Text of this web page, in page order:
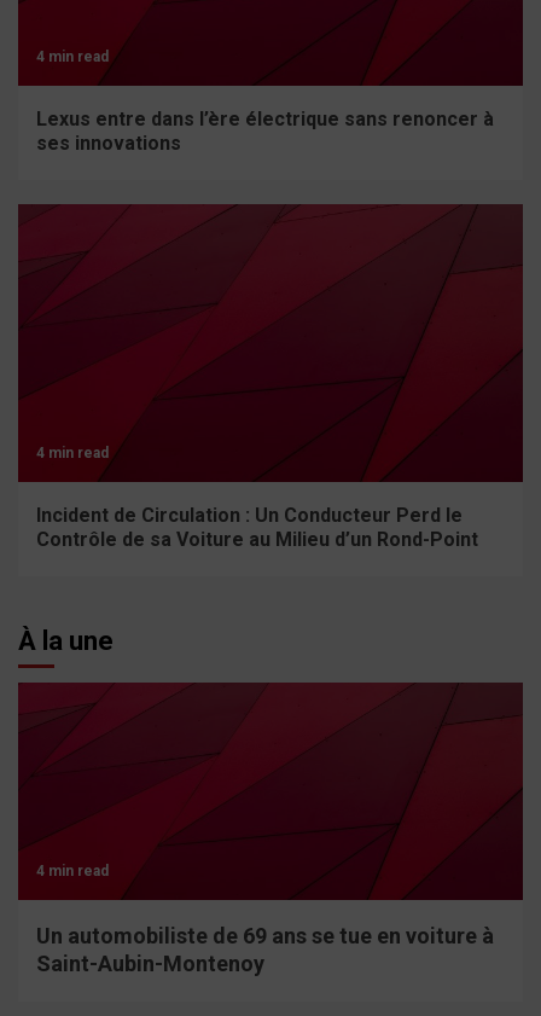
4 min read
Lexus entre dans l’ère électrique sans renoncer à
ses innovations
4 min read
Incident de Circulation : Un Conducteur Perd le
Contrôle de sa Voiture au Milieu d’un Rond-Point
À la une
4 min read
Un automobiliste de 69 ans se tue en voiture à
Saint-Aubin-Montenoy